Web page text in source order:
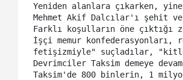
Yeniden alanlara çıkarken,
Mehmet Akif Dalcılar'ı şehit
Farklı koşulların öne çıktığı
İşçi memur
fetişizmiyle" suçladılar,
Devrimciler Taksim demeye
Taksim'de 800 binlerin, 1